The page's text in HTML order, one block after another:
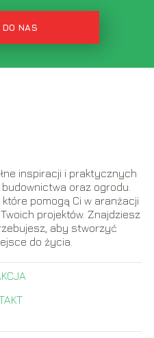
NAS
inspiracji i praktycznych
oraz ogrodu.
pomogą Ci w aranżacji
projektów. Znajdziesz
aby stworzyć
do życia.